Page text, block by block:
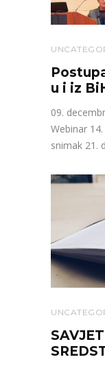
u i iz
09.
Webinar
snimak 21.